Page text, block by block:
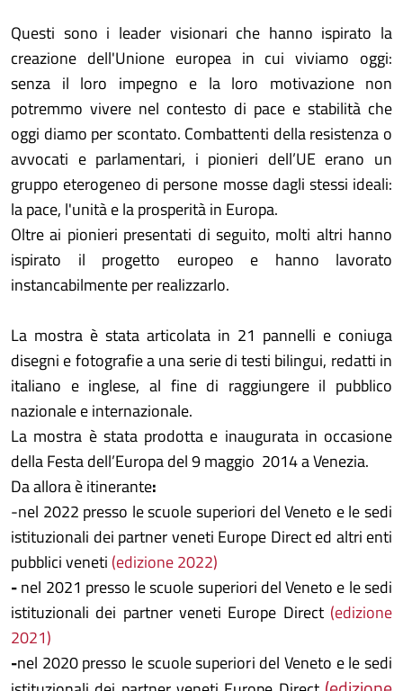
Questi sono i leader visionari che hanno ispirato la
creazione dell'Unione europea in cui viviamo oggi:
senza il loro impegno e la loro motivazione non
potremmo vivere nel contesto di pace e stabilità che
oggi diamo per scontato. Combattenti della resistenza o
avvocati e parlamentari, i pionieri dell’UE erano un
gruppo eterogeneo di persone mosse dagli stessi ideali:
la pace, l'unità e la prosperità in Europa.
Oltre ai pionieri presentati di seguito, molti altri hanno
ispirato il progetto europeo e hanno lavorato
instancabilmente per realizzarlo.
La mostra è stata articolata in 21 pannelli e coniuga
disegni e fotografie a una serie di testi bilingui, redatti in
italiano e inglese, al fine di raggiungere il pubblico
nazionale e internazionale.
La mostra è stata prodotta e inaugurata in occasione
della Festa dell’Europa del 9 maggio 2014 a Venezia.
Da allora è itinerante:
-nel 2022 presso le scuole superiori del Veneto e le sedi
istituzionali dei partner veneti Europe Direct ed altri enti
pubblici veneti (edizione 2022)
-nel 2021 presso le scuole superiori del Veneto e le sedi
istituzionali dei partner veneti Europe Direct (edizione
2021)
-nel 2020 presso le scuole superiori del Veneto e le sedi